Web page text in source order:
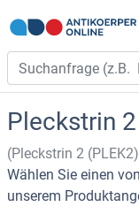
Pleckstrin
(Pleckstrin 2
Wählen Sie einen von
unserem